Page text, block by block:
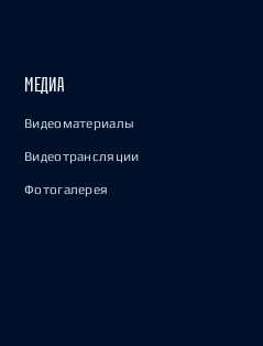
МЕДИА
Видеоматериалы
Видеотрансляции
Фотогалерея